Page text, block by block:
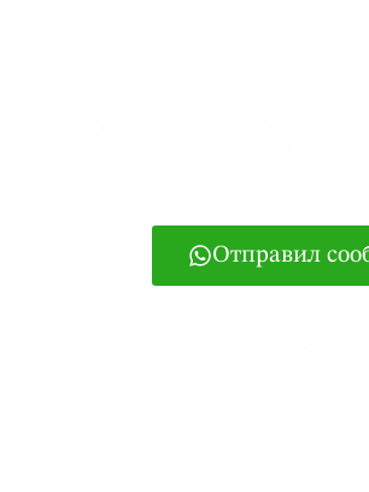
Отправил